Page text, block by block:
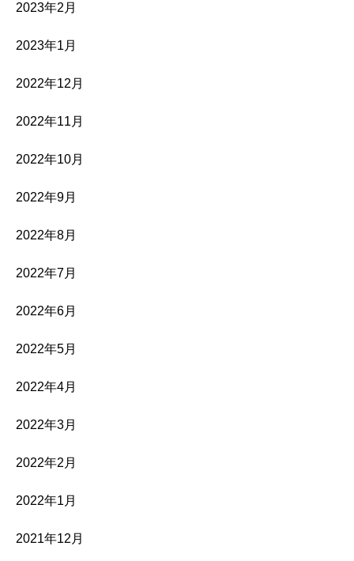
2023年2月
2023年1月
2022年12月
2022年11月
2022年10月
2022年9月
2022年8月
2022年7月
2022年6月
2022年5月
2022年4月
2022年3月
2022年2月
2022年1月
2021年12月